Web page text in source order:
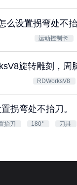
么设置拐弯处不
运动控制卡
旋转雕刻，周
RDWorksV8
拐弯处不抬刀。
抬刀 180° 刀具